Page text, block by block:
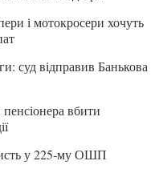
і мотокросери хочуть
суд відправив Банькова
вбити
у 225-му ОШП